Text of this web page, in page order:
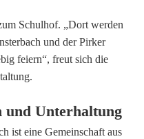
Schulhof. „Dort werden
und der Pirker
feiern“, freut sich die
Unterhaltung
ist eine Gemeinschaft aus